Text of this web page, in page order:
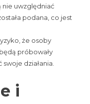
uwzględniać
podana, co jest
że osoby
próbowały
działania.
i